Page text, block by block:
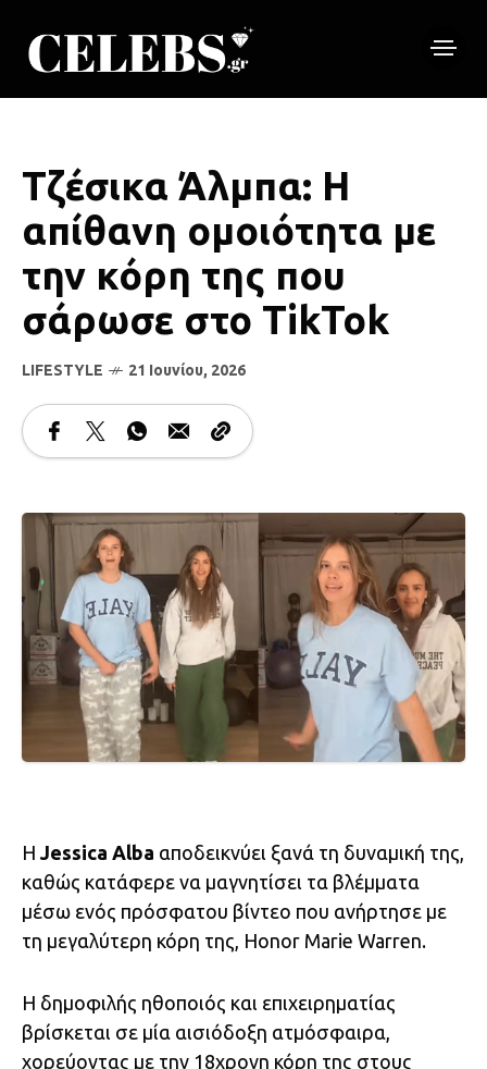
Τζέσικα Άλμπα: Η
απίθανη ομοιότητα με
την κόρη της που
σάρωσε στο TikTok
LIFESTYLE 21 Ιουνίου, 2026
Η Jessica Alba αποδεικνύει ξανά τη δυναμική της,
καθώς κατάφερε να μαγνητίσει τα βλέμματα
μέσω ενός πρόσφατου βίντεο που ανήρτησε με
τη μεγαλύτερη κόρη της, Honor Marie Warren.
Η δημοφιλής ηθοποιός και επιχειρηματίας
βρίσκεται σε μία αισιόδοξη ατμόσφαιρα,
χορεύοντας με την 18χρονη κόρη της στους